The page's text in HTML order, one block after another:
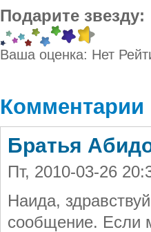
Подарите звезду:
Ваша оценка: Нет
Комментарии
Братья
Пт, 2010-03-26
Наида,
сообщение. Если